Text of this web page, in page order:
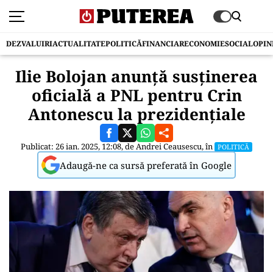
DEZVALUIRIACTUALITATEPOLITICĂFINANCIARECONOMIESOCIAL
Ilie Bolojan anunță susținerea
oficială a PNL pentru Crin
Antonescu la prezidențiale
Publicat: 26 ian. 2025, 12:08, deAndrei Ceausescu, în POLITICĂ
Adaugă-ne ca sursă preferată în Google